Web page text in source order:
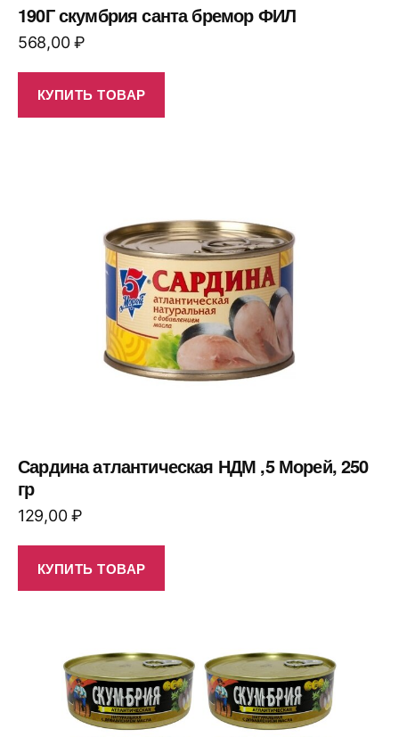
190Г скумбрия санта бремор ФИЛ
568,00₽
КУПИТЬ ТОВАР
Сардина атлантическая НДМ ,5 Морей, 250
гр
129,00₽
КУПИТЬ ТОВАР